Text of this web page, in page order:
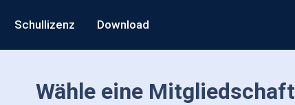
Schullizenz Download
Wähle eine